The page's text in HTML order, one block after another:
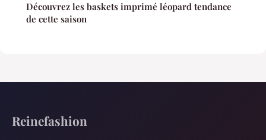
Découvrez les baskets imprimé léopard tendance
de cette saison
Reinefashion